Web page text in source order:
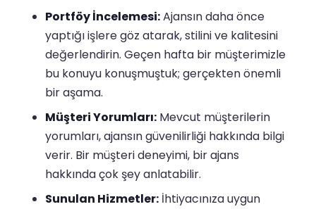
Portföy İncelemesi:Ajansın daha önce
yaptığı işlere göz atarak, stilini ve kalitesini
değerlendirin. Geçen hafta bir müşterimizle
bu konuyu konuşmuştuk; gerçekten önemli
bir aşama.
Müşteri Yorumları: Mevcut müşterilerin
yorumları, ajansın güvenilirliği hakkında bilgi
verir. Bir müşteri deneyimi, bir ajans
hakkında çok şey anlatabilir.
Sunulan Hizmetler: İhtiyacınıza uygun